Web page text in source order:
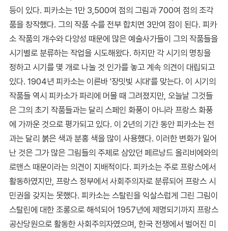
등이 있다. 피카소는 1만 3,500여 점의 그림과 700여 점의 조각
품을 창작했다. 그의 작품 수를 전부 합치면 3만여 점이 된다. 피카
소 작품의 개수와 다양성 때문에 많은 예술사가들이 그의 작품들을
시기별로 분류하는 작업을 시도해왔다. 하지만 각 시기의 명칭을
정하고 시기를 몇 개로 나눌 것 인가를 놓고 계속 의견이 대립되고
있다. 1904년 피카소는 이른바 '장밋빛 시대'를 맞는다. 이 시기의
작품들 역시 피카소가 파리에 머물 때 그려졌지만, 오늘날 그것들
은 그의 초기 작품들과는 달리 스페인 화풍이 아니라 프랑스 화풍
에 가까운 것으로 평가되고 있다. 이 2년의 기간 동안 피카소는 전
과는 달리 붉은 색과 분홍 색을 많이 사용했다. 이러한 변화가 일어
난 것은 그가 많은 그림들의 주제로 삼았던 페르낭드 올리비에와의
로맨스 때문이라는 의견이 지배적이다. 피카소는 주로 프랑스에서
활동하였지만, 프랑스 정부에서 사회주의자로 분류되어 프랑스 시
민권을 갖지는 못했다. 피카소는 스탈린을 익살스럽게 그린 그림이
스탈린에 대한 조롱으로 해석되어 1957년에 제명되기까지 프랑스
공산당원으로 활동한 사회주의자였으며, 한국 전쟁에서 벌어진 미